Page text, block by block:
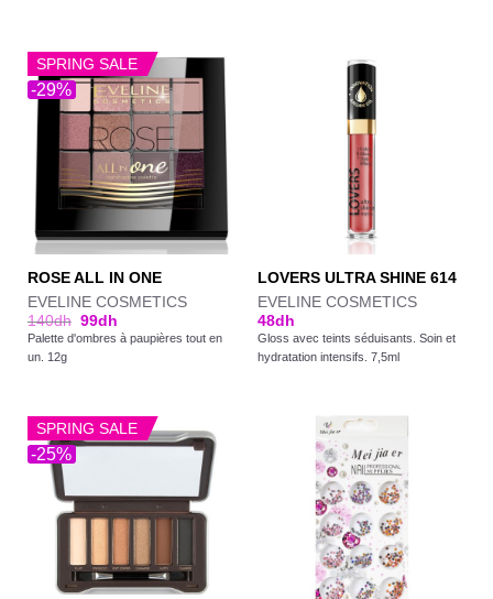
-29%
SPRING SALE
ROSE ALL IN ONE
EVELINE COSMETICS
140dh 99dh
Palette d'ombres à paupières tout en
un. 12g
LOVERS ULTRA SHINE 614
EVELINE COSMETICS
48dh
Gloss avec teints séduisants. Soin et
hydratation intensifs. 7,5ml
-25%
SPRING SALE